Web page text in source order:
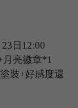
23 日 12:00
月亮徽章*1
裝+好感度還